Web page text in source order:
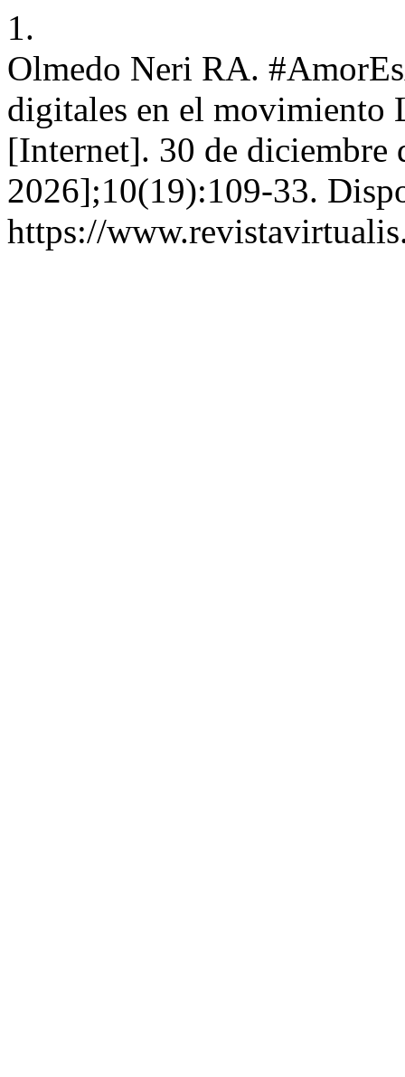
1.
Olmedo Neri RA.
digitales en el
[Internet]. 30 de diciembre
2026];10(19):109-33.
https://